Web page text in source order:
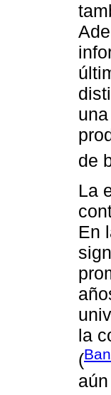
de
La
En
la
(